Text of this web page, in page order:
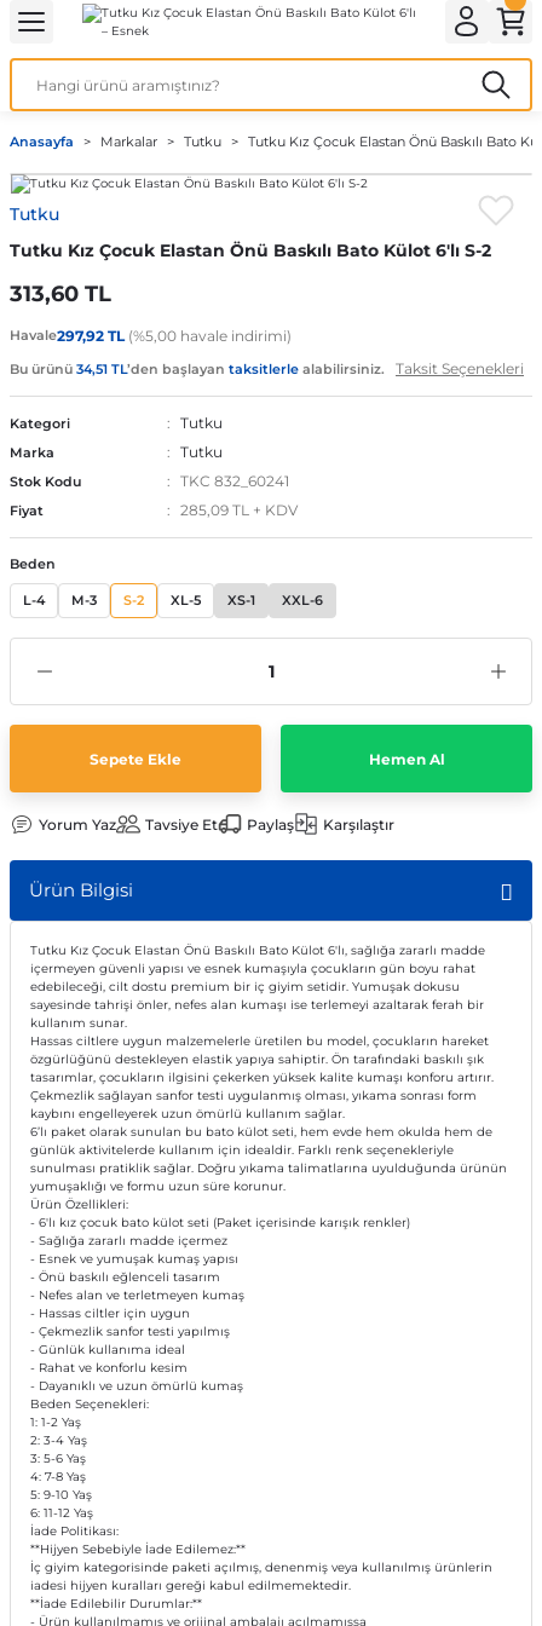
İç Giyim
Çorap
Köpek Bakım Ürünleri
Anasayfa Markalar Tutku Tutku Kız Çocuk Elastan Önü Baskılı Bato
Tutku
Tutku Kız Çocuk Elastan Önü Baskılı Bato Külot 6'lı S-2
313,60 TL
Havale297,92 TL(%5,00 havale indirimi)
Bu ürünü 34,51 TL’den başlayan taksitlerle alabilirsiniz. Taksit Seçenekleri
Kategori Tutku
Marka Tutku
Stok Kodu TKC 832_60241
Fiyat 285,09 TL + KDV
Beden
L-4 M-3 S-2 XL-5 XS-1 XXL-6
Sepete Ekle Hemen Al
Yorum Yaz Tavsiye Et Paylaş Karşılaştır
Ürün Bilgisi
Tutku Kız Çocuk Elastan Önü Baskılı Bato Külot 6'lı, sağlığa zararlı madde
içermeyen güvenli yapısı ve esnek kumaşıyla çocukların gün boyu rahat
edebileceği, cilt dostu premium bir iç giyim setidir. Yumuşak dokusu
sayesinde tahrişi önler, nefes alan kumaşı ise terlemeyi azaltarak ferah bir
kullanım sunar.
Hassas ciltlere uygun malzemelerle üretilen bu model, çocukların hareket
özgürlüğünü destekleyen elastik yapıya sahiptir. Ön tarafındaki baskılı şık
tasarımlar, çocukların ilgisini çekerken yüksek kalite kumaşı konforu artırır.
Çekmezlik sağlayan sanfor testi uygulanmış olması, yıkama sonrası form
kaybını engelleyerek uzun ömürlü kullanım sağlar.
6’lı paket olarak sunulan bu bato külot seti, hem evde hem okulda hem de
günlük aktivitelerde kullanım için idealdir. Farklı renk seçenekleriyle
sunulması pratiklik sağlar. Doğru yıkama talimatlarına uyulduğunda ürünün
yumuşaklığı ve formu uzun süre korunur.
Ürün Özellikleri:
- 6'lı kız çocuk bato külot seti (Paket içerisinde karışık renkler)
- Sağlığa zararlı madde içermez
- Esnek ve yumuşak kumaş yapısı
- Önü baskılı eğlenceli tasarım
- Nefes alan ve terletmeyen kumaş
- Hassas ciltler için uygun
- Çekmezlik sanfor testi yapılmış
- Günlük kullanıma ideal
- Rahat ve konforlu kesim
- Dayanıklı ve uzun ömürlü kumaş
Beden Seçenekleri:
1: 1-2 Yaş
2: 3-4 Yaş
3: 5-6 Yaş
4: 7-8 Yaş
5: 9-10 Yaş
6: 11-12 Yaş
İade Politikası:
**Hijyen Sebebiyle İade Edilemez:**
İç giyim kategorisinde paketi açılmış, denenmiş veya kullanılmış ürünlerin
iadesi hijyen kuralları gereği kabul edilmemektedir.
**İade Edilebilir Durumlar:**
- Ürün kullanılmamış ve orijinal ambalajı açılmamışsa